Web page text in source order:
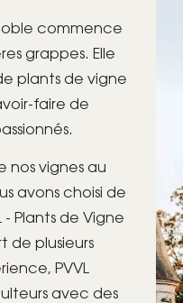
commence
grappes. Elle
plants de vigne
faire de
nos vignes au
avons choisi de
Plants de Vigne
de plusieurs
PVVL
avec des